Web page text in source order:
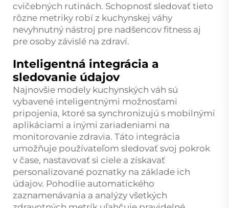
cvičebných rutinách. Schopnosť sledovať tieto
rôzne metriky robí z kuchynskej váhy
nevyhnutný nástroj pre nadšencov fitness aj
pre osoby závislé na zdraví.
Inteligentná integrácia a
sledovanie údajov
Najnovšie modely kuchynských váh sú
vybavené inteligentnými možnosťami
pripojenia, ktoré sa synchronizujú s mobilnými
aplikáciami a inými zariadeniami na
monitorovanie zdravia. Táto integrácia
umožňuje používateľom sledovať svoj pokrok
v čase, nastavovať si ciele a získavať
personalizované poznatky na základe ich
údajov. Pohodlie automatického
zaznamenávania a analýzy všetkých